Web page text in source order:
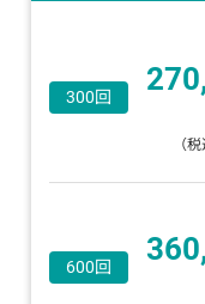
300回
（
600回